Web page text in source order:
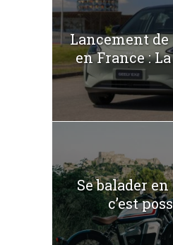
Lancement de
en France :
Se balader
c’est